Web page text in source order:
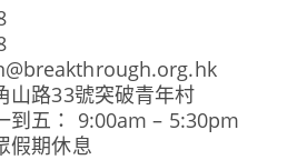
山路33號突破青年村
到五： 9:00am – 5:30pm
假期休息